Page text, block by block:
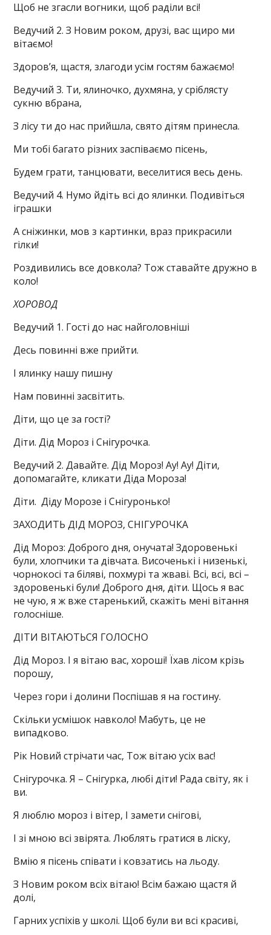
Щоб не згасли вогники, щоб раділи всі!
Ведучий 2. З Новим роком, друзі, вас щиро ми
вітаємо!
Здоров’я, щастя, злагоди усім гостям бажаємо!
Ведучий 3. Ти, ялиночко, духмяна, у сріблясту
сукню вбрана,
З лісу ти до нас прийшла, свято дітям принесла.
Ми тобі багато різних заспіваємо пісень,
Будем грати, танцювати, веселитися весь день.
Ведучий 4. Нумо йдіть всі до ялинки. Подивіться
іграшки
А сніжинки, мов з картинки, враз прикрасили
гілки!
Роздивились все довкола? Тож ставайте дружно в
коло!
ХОРОВОД
Ведучий 1. Гості до нас найголовніші
Десь повинні вже прийти.
І ялинку нашу пишну
Нам повинні засвітить.
Діти, що це за гості?
Діти. Дід Мороз і Снігурочка.
Ведучий 2. Давайте. Дід Мороз! Ау! Ау! Діти,
допомагайте, кликати Діда Мороза!
Діти. Діду Морозе і Снігуронько!
ЗАХОДИТЬ ДІД МОРОЗ, СНІГУРОЧКА
Дід Мороз: Доброго дня, онучата! Здоровенькі
були, хлопчики та дівчата. Височенькі і низенькі,
чорнокосі та біляві, похмурі та жваві. Всі, всі, всі –
здоровенькі були! Доброго дня, діти. Щось я вас
не чую, я ж вже старенький, скажіть мені вітання
голосніше.
ДІТИ ВІТАЮТЬСЯ ГОЛОСНО
Дід Мороз. І я вітаю вас, хороші! Їхав лісом крізь
порошу,
Через гори і долини Поспішав я на гостину.
Скільки усмішок навколо! Мабуть, це не
випадково.
Рік Новий стрічати час, Тож вітаю усіх вас!
Снігурочка. Я – Снігурка, любі діти! Рада світу, як і
ви.
Я люблю мороз і вітер, І замети снігові,
І зі мною всі звірята. Люблять гратися в ліску,
Вмію я пісень співати і ковзатись на льоду.
З Новим роком всіх вітаю! Всім бажаю щастя й
долі,
Гарних успіхів у школі. Щоб були ви всі красиві,